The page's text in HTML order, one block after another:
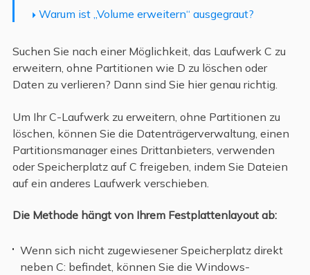
Warum ist „Volume erweitern“ ausgegraut?
Suchen Sie nach einer Möglichkeit, das Laufwerk C zu
erweitern, ohne Partitionen wie D zu löschen oder
Daten zu verlieren? Dann sind Sie hier genau richtig.
Um Ihr C-Laufwerk zu erweitern, ohne Partitionen zu
löschen, können Sie die Datenträgerverwaltung, einen
Partitionsmanager eines Drittanbieters, verwenden
oder Speicherplatz auf C freigeben, indem Sie Dateien
auf ein anderes Laufwerk verschieben.
Die Methode hängt von Ihrem Festplattenlayout ab:
Wenn sich nicht zugewiesener Speicherplatz direkt
neben C: befindet, können Sie die Windows-